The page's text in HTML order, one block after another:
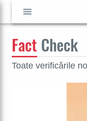
Fact Check
Toate verificările
GO
CAUTĂ